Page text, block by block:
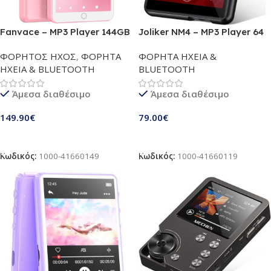
Fanvace – MP3 Player 144GB
Οθόνη Αφής 4.02″ IPS,
Android MP4 Player με
Spotify, Audible, Amazon
Music & Play Store – Ιδανικό
ΦΟΡΗΤΟΣ ΗΧΟΣ, ΦΟΡΗΤΑ
ΗΧΕΙΑ & BLUETOOTH
Άμεσα διαθέσιμο
149.90€
Κωδικός: 1000-41660149
Joliker NM4 – MP3 Player 64
ήχου HiFi χωρίς απώλειες | 2,4
ιντσών έγχρωμη οθόνη αφής |
Φορητό MP3 player με
ραδιόφωνο FM | Ηχείο HD |
Ακουστικά | Υποστήριξη κάρτας
ΦΟΡΗΤΑ ΗΧΕΙΑ &
BLUETOOTH
Άμεσα διαθέσιμο
79.00€
Κωδικός: 1000-41660119